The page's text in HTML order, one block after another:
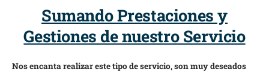
Sumando Prestaciones y
Gestiones de nuestro Servicio
Nos encanta realizar este tipo de servicio, son muy deseados